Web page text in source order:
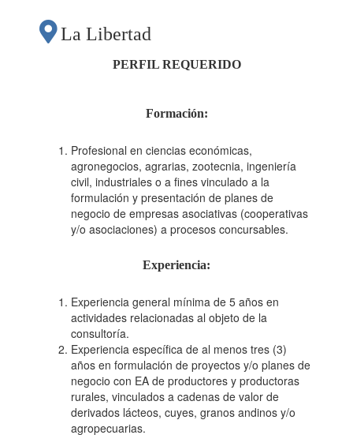
ADOPCIÓN DE
TECNOLOGÍA DEL
PROGRAMA DE
COMPENSACIONES
PARA LA
COMPETIVIDAD-
AGROIDEAS"
La Libertad
PERFIL REQUERIDO
Formación:
Profesional en ciencias económicas,
agronegocios, agrarias, zootecnia, ingeniería
civil, industriales o a fines vinculado a la
formulación y presentación de planes de
negocio de empresas asociativas (cooperativas
y/o asociaciones) a procesos concursables.
Experiencia:
Experiencia general mínima de 5 años en
actividades relacionadas al objeto de la
consultoría.
Experiencia específica de al menos tres (3)
años en formulación de proyectos y/o planes de
negocio con EA de productores y productoras
rurales, vinculados a cadenas de valor de
derivados lácteos, cuyes, granos andinos y/o
agropecuarias.